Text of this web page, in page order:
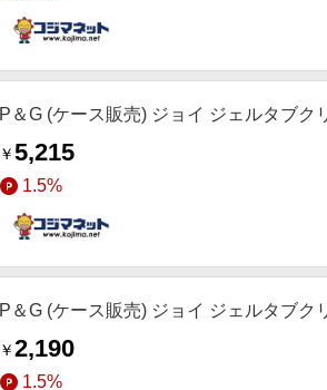
P＆G (ケース販売) ジョイ ジェルタブク
￥5,215
1.5%
P＆G (ケース販売) ジョイ ジェルタブク
￥2,190
1.5%